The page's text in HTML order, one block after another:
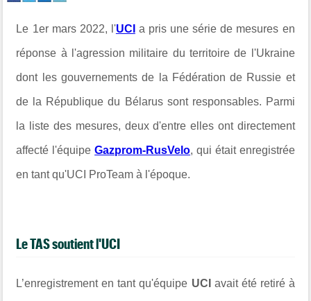
Le 1er mars 2022, l'UCI a pris une série de mesures en
réponse à l'agression militaire du territoire de l'Ukraine
dont les gouvernements de la Fédération de Russie et
de la République du Bélarus sont responsables. Parmi
la liste des mesures, deux d'entre elles ont directement
affecté l'équipeGazprom-RusVelo, qui était enregistrée
en tant qu'UCI ProTeam à l'époque.
Le TAS soutient l'UCI
L’enregistrement en tant qu'équipe UCI avait été retiré à